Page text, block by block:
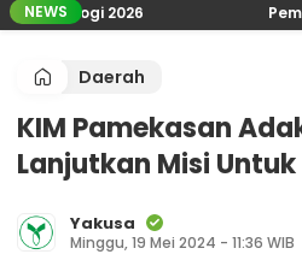
NEWS2026
Daerah
KIM Pamekasan
Lanjutkan Misi
Yakusa
Minggu, 19 Mei 2024 - 11:36 WIB